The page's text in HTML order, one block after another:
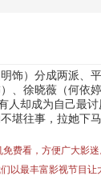
饰）分成两派、
、徐晓薇（何依
却成为自己最
堪往事，拉她下
费看，方便广大影
以最丰富影视节目让